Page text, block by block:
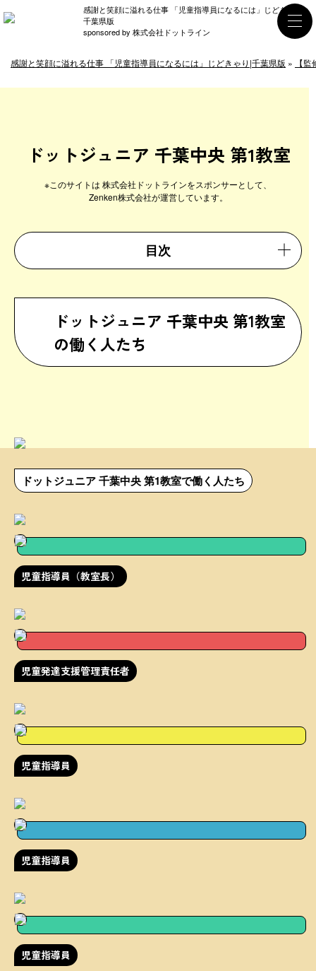
感謝と笑顔に溢れる仕事 「児童指導員になるには」じどきゃり|
千葉県版
sponsored by 株式会社ドットライン
感謝と笑顔に溢れる仕事 「児童指導員になるには」じどきゃり|千葉県版 » 【
ドットジュニア 千葉中央 第1教室
目次
ドットジュニア 千葉中央 第1教室
の働く人たち
ドットジュニア 千葉中央 第1教室で働く人たち
児童指導員（教室長）
児童発達支援管理責任者
児童指導員
児童指導員
児童指導員